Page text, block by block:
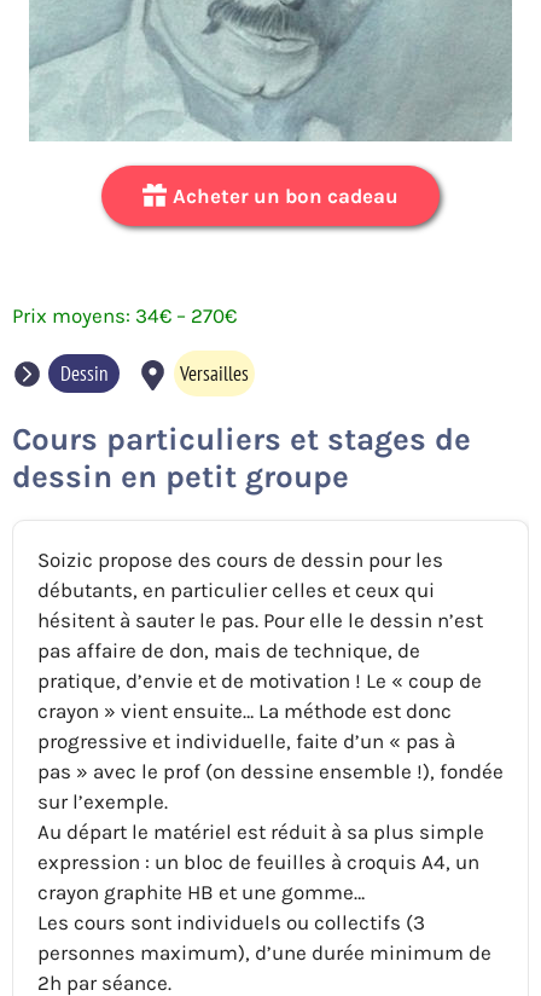
Acheter un bon cadeau
34€ – 270€
Dessin Versailles
Cours particuliers et stages de
dessin en petit groupe
Soizic propose des cours de dessin pour les
débutants, en particulier celles et ceux qui
hésitent à sauter le pas. Pour elle le dessin n’est
pas affaire de don, mais de technique, de
pratique, d’envie et de motivation ! Le « coup de
crayon » vient ensuite… La méthode est donc
progressive et individuelle, faite d’un « pas à
pas » avec le prof (on dessine ensemble !), fondée
sur l’exemple.
Au départ le matériel est réduit à sa plus simple
expression : un bloc de feuilles à croquis A4, un
crayon graphite HB et une gomme…
Les cours sont individuels ou collectifs (3
personnes maximum), d’une durée minimum de
2h par séance.